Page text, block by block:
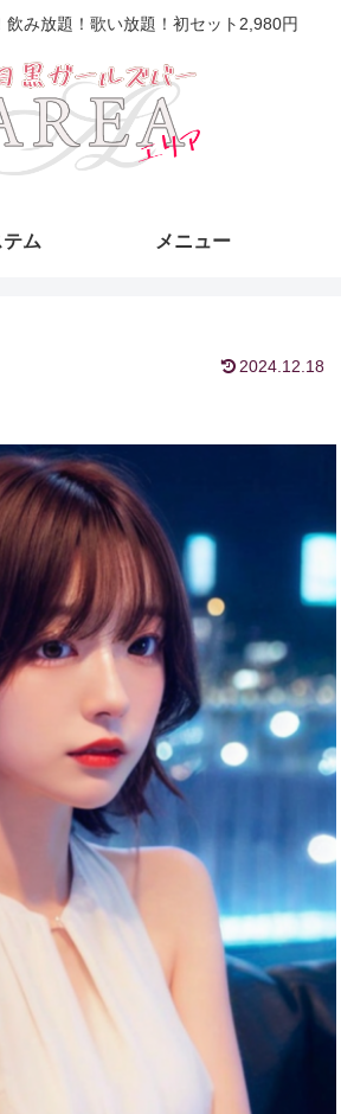
飲み放題！歌い放題！初セット2,980円
ム メニュー
2024.12.18
りりゃ
1 年 前
広島弁だったり、愛想がいい子も多
くて
サイコーでした！！！！